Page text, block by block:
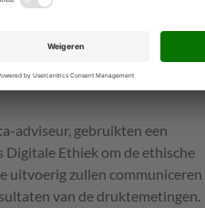
voor de recreanten. Dat
de provincie maatregelen kan
bezoekers zich er niet bewust
niet exact hoe de
adviseur, gebruikten een
Ethiek om de ethische
uitvoerig zullen communiceren
van de druktemetingen.